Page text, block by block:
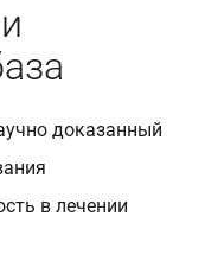
доказанный
в лечении